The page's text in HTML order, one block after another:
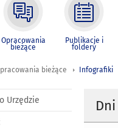
Opracowania
bieżące
Publikacje i
foldery
bieżące Infografiki
Urzędzie